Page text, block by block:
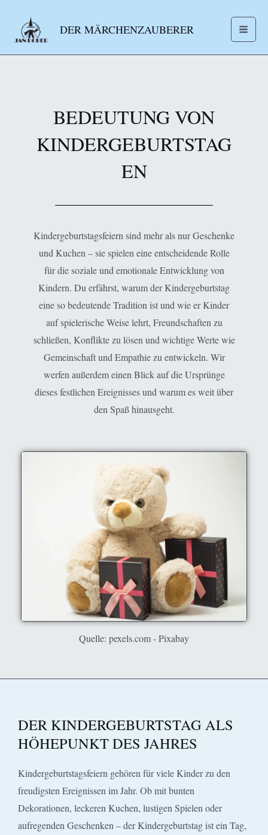
springen
DER MÄRCHENZAUBERER
BEDEUTUNG VON
KINDERGEBURTSTAG
EN
Kindergeburtstagsfeiern sind mehr als nur Geschenke
und Kuchen – sie spielen eine entscheidende Rolle
für die soziale und emotionale Entwicklung von
Kindern. Du erfährst, warum der Kindergeburtstag
eine so bedeutende Tradition ist und wie er Kinder
auf spielerische Weise lehrt, Freundschaften zu
schließen, Konflikte zu lösen und wichtige Werte wie
Gemeinschaft und Empathie zu entwickeln. Wir
werfen außerdem einen Blick auf die Ursprünge
dieses festlichen Ereignisses und warum es weit über
den Spaß hinausgeht.
Quelle: pexels.com - Pixabay
DER KINDERGEBURTSTAG ALS
HÖHEPUNKT DES JAHRES
Kindergeburtstagsfeiern gehören für viele Kinder zu den
freudigsten Ereignissen im Jahr. Ob mit bunten
Dekorationen, leckeren Kuchen, lustigen Spielen oder
aufregenden Geschenken – der Kindergeburtstag ist ein Tag,